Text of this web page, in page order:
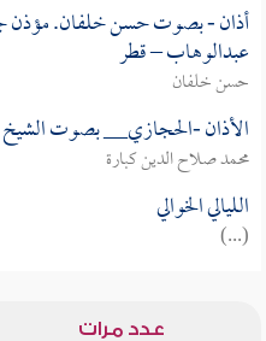
أذان - بصوت حسن خلفان. مؤذن
عبدالوهاب – قطر
حسن خلفان
الأذان -الحجازي__ بصوت
محمد صلاح الدين كبارة
الليالي الخوالي
(...)
عدد مرات